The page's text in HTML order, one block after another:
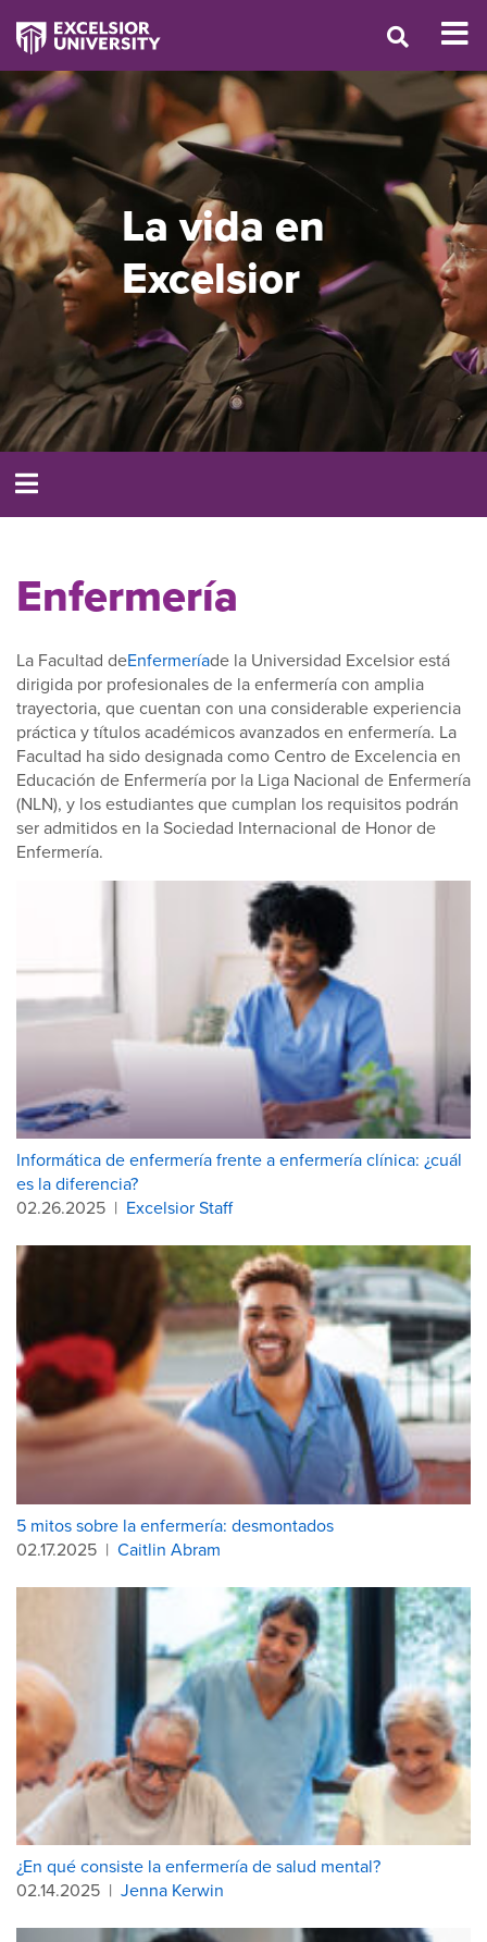
La vida en
Excelsior
Enfermería
La Facultad deEnfermeríade la Universidad Excelsior está
dirigida por profesionales de la enfermería con amplia
trayectoria, que cuentan con una considerable experiencia
práctica y títulos académicos avanzados en enfermería. La
Facultad ha sido designada como Centro de Excelencia en
Educación de Enfermería por la Liga Nacional de Enfermería
(NLN), y los estudiantes que cumplan los requisitos podrán
ser admitidos en la Sociedad Internacional de Honor de
Enfermería.
Informática de enfermería frente a enfermería clínica: ¿cuál
es la diferencia?
02.26.2025 | Excelsior Staff
5 mitos sobre la enfermería: desmontados
02.17.2025 | Caitlin Abram
¿En qué consiste la enfermería de salud mental?
02.14.2025 | Jenna Kerwin